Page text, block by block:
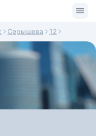
Серышева 12